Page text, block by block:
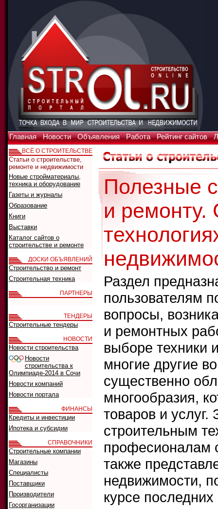
Главная Новости Объявления Работа Рейтинг сайтов
Полезные
и ремонту.
Раздел
пользователям
вопросы,
и ремонтных
выборе
многие другие
существенно
многообразия,
товаров и
строительным
професионалам
также
недвижимости,
курсе
ВСЁ О СТРОИТЕЛЬСТВЕ
Статьи о строительстве,
ремонте и недвижимости
Новые стройматериалы,
техника и оборудование
Газеты и журналы
Образование
Книги
Выставки
Каталог сайтов о
строительстве и ремонте
ДОСКИ ОБЪЯВЛЕНИЙ
Строительство и ремонт
Строительная техника
ПАРТНЕРЫ
ТЕНДЕРЫ
Строительные тендеры
НОВОСТИ
Новости строительства
Новости
строительства к
Олимпиаде-2014 в Сочи
Новости компаний
Новости портала
ФИНАНСЫ
Кредиты и инвестиции
Ипотека и субсидии
СПРАВОЧНИКИ
Строительные компании
Магазины
Специалисты
Поставщики
Производители
Госорганизации